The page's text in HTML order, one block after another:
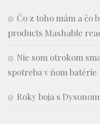
Čo z toho mám a čo
products Mashable
Nie som otrokom
spotreba v ňom batérie
Roky boja s